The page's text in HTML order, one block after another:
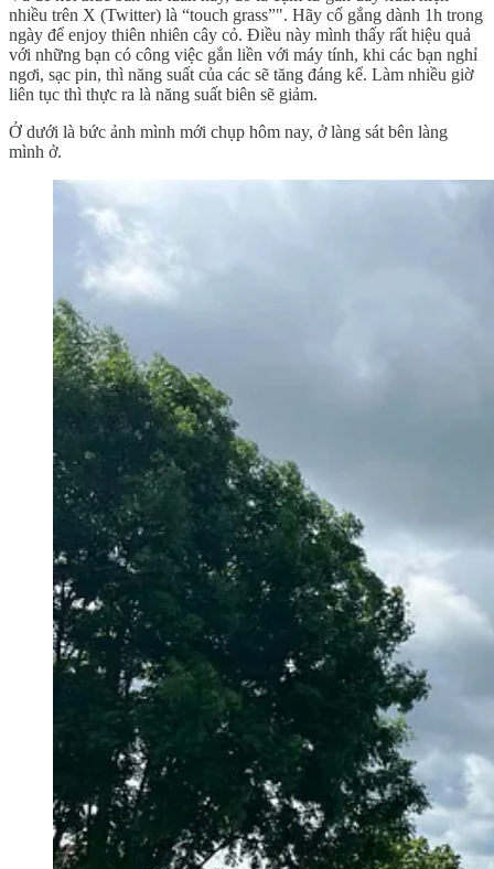
nhiều trên X (Twitter) là “touch grass”". Hãy cố gắng dành 1h trong
ngày để enjoy thiên nhiên cây cỏ. Điều này mình thấy rất hiệu quả
với những bạn có công việc gắn liền với máy tính, khi các bạn nghỉ
ngơi, sạc pin, thì năng suất của các sẽ tăng đáng kể. Làm nhiều giờ
liên tục thì thực ra là năng suất biên sẽ giảm.
Ở dưới là bức ảnh mình mới chụp hôm nay, ở làng sát bên làng
mình ở.